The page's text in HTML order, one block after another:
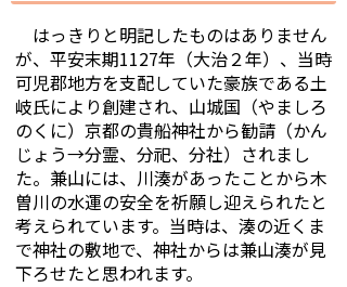
はっきりと明記したものはありません
が、平安末期1127年（大治２年）、当時
可児郡地方を支配していた豪族である土
岐氏により創建され、山城国（やましろ
のくに）京都の貴船神社から勧請（かん
じょう→分霊、分祀、分社）されまし
た。兼山には、川湊があったことから木
曽川の水運の安全を祈願し迎えられたと
考えられています。当時は、湊の近くま
で神社の敷地で、神社からは兼山湊が見
下ろせたと思われます。